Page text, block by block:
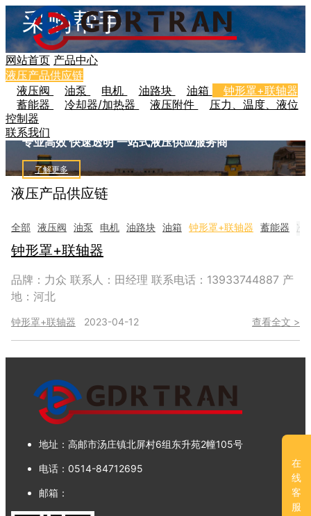
网站首页 产品中心
液压产品供应链
液压阀
油泵 电机 油路块 油箱
钟形罩+联轴器
蓄能器
冷却器/加热器 液压附件
压力、温度、液位
控制器
联系我们
采购帮手
信息共享
专业高效 快速透明 一站式液压供应服务商
了解更多
液压产品供应链
全部 液压阀 油泵 电机 油路块 油箱 钟形罩+联轴器 蓄能器 冷
钟形罩+联轴器
品牌：力众 联系人：田经理 联系电话：13933744887 产
地：河北
钟形罩+联轴器 2023-04-12 查看全文 >
地址： 高邮市汤庄镇北屏村6组东升苑2幢105号
电话： 0514-84712695
邮箱：
在
线
客
服